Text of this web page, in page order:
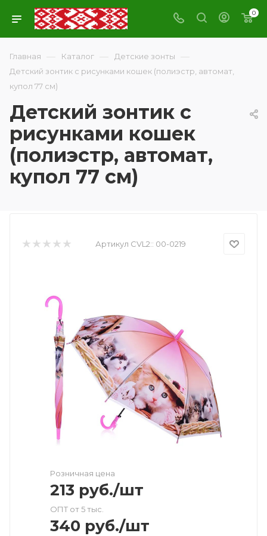
0
Главная — Каталог — Детские зонты —
Детский зонтик с рисунками кошек (полиэстр, автомат,
купол 77 см)
Детский зонтик с
рисунками кошек
(полиэстр, автомат,
купол 77 см)
Артикул CVL2:: 00-0219
Розничная цена
213 руб./шт
ОПТ от 5 тыс.
340 руб./шт